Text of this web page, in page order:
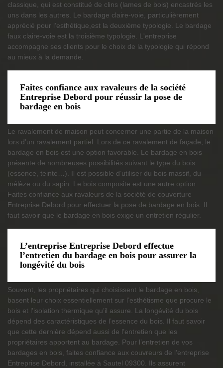
classique, qui est constitué de clins (lames de bois) encastrés les
uns dans les autres. Le bardage claire-voie, particulièrement
apprécié pour l’esthétique,est la deuxième typologie. Le bardage
faux claire-voie est la troisième typologie. L'entreprise
accompagne ses clients pour le choix de la typologie qui répond
au mieux à la demande.
Faites confiance aux ravaleurs de la société
Entreprise Debord pour réussir la pose de
bardage en bois
Le ravalement de maison peut concerner une partie de la maison
lors d’un ravalement partiel. Lors de ce ravalement de façade, le
bardage en bois est une option favorable. Le bardage en bois
présente de nombreuses possibilités suivant le type du bois
(essence, teinte…). Il est possible d’utiliser du bois massif, du
mélèze ou du sapin. Le bois composite est une autre option.
Faites confiance aux ravaleurs de la société de couverture
Entreprise Debord pour effectuer la pose de bardage en bois. Il
faut savoir que le bardage en bois exige un entretien régulier.
L’entreprise Entreprise Debord effectue
l’entretien du bardage en bois pour assurer la
longévité du bois
Souvent, les propriétaires qui choisissent le bardage en bois,
basent leur choix essentiellement sur l’esthétisme que procure le
bois et l’isolation thermique qu’il assure. La longévité du bois
dépend des caractéristiques de l’essence du bois. Il faut savoir
que cette dernière dépend aussi de l’entretien que les
propriétaires apportent au bardage. Pour l’entretien de vos
bardages en bois, faites confiance aux couvreurs de l’entreprise
Entreprise Debord, installée à Sautel 09300. Ils assurent